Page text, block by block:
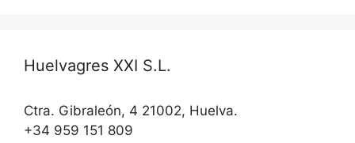
Huelvagres XXI S.L.
Ctra. Gibraleón, 4 21002, Huelva.
+34 959 151 809